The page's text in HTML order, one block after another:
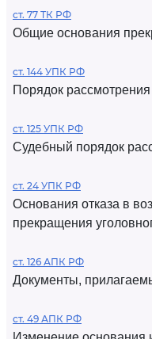
ст. 77 ТК РФ
Общие основания
ст. 144 УПК РФ
Порядок
ст. 125 УПК РФ
Судебный порядок
ст. 24 УПК РФ
Основания отказа в
прекращения
ст. 126 АПК РФ
Документы,
ст. 49 АПК РФ